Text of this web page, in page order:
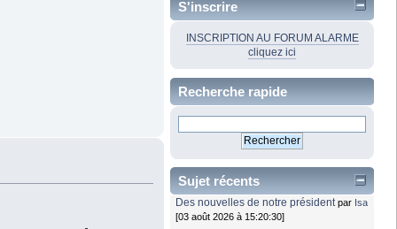
S'inscrire
INSCRIPTION AU FORUM ALARME
cliquez ici
Recherche rapide
Sujet récents
Des nouvelles de notre président par Isa
[03 août 2026 à 15:20:30]